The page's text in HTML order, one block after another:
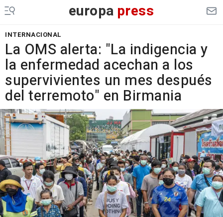
europa press
INTERNACIONAL
La OMS alerta: "La indigencia y
la enfermedad acechan a los
supervivientes un mes después
del terremoto" en Birmania